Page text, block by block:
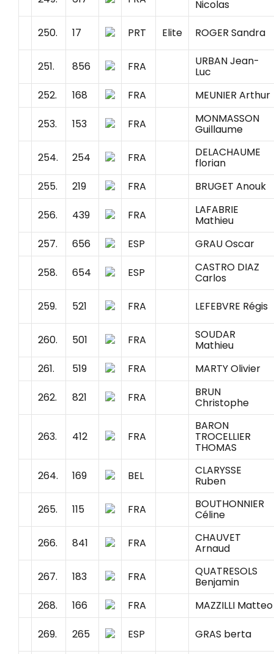
Nicolas
250.
17 PRT Elite ROGER Sandra
251. 856 FRA URBAN Jean-
Luc
252.
168 FRA MEUNIER Arthur
253. 153 FRA MONMASSON
Guillaume
254.
254 FRA DELACHAUME
florian
255.
219 FRA BRUGET Anouk
256. 439 FRA LAFABRIE
Mathieu
257.
656 ESP GRAU Oscar
258. 654 ESP CASTRO DIAZ
Carlos
259.
521 FRA LEFEBVRE Régis
260. 501 FRA SOUDAR
Mathieu
261.
519 FRA MARTY Olivier
262. 821 FRA BRUN
Christophe
263. 412 FRA
BARON
TROCELLIER
THOMAS
264.
169 BEL CLARYSSE
Ruben
265.
115 FRA BOUTHONNIER
Céline
266.
841 FRA CHAUVET
Arnaud
267.
183 FRA QUATRESOLS
Benjamin
268.
166 FRA MAZZILLI Matteo
269. 265 ESP GRAS berta